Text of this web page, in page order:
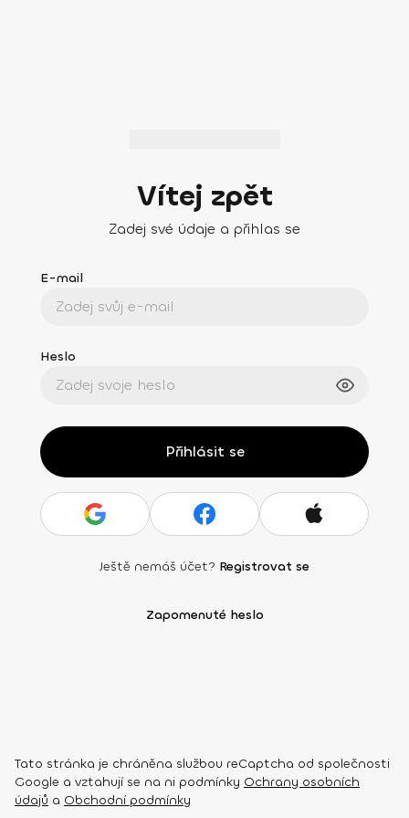
Vítej zpět
Zadej své údaje a přihlas se
E-mail
Heslo
Přihlásit se
Ještě nemáš účet? Registrovat se
Zapomenuté heslo
Tato stránka je chráněna službou reCaptcha od společnosti
Google a vztahují se na ni podmínky Ochrany osobních
údajů a Obchodní podmínky